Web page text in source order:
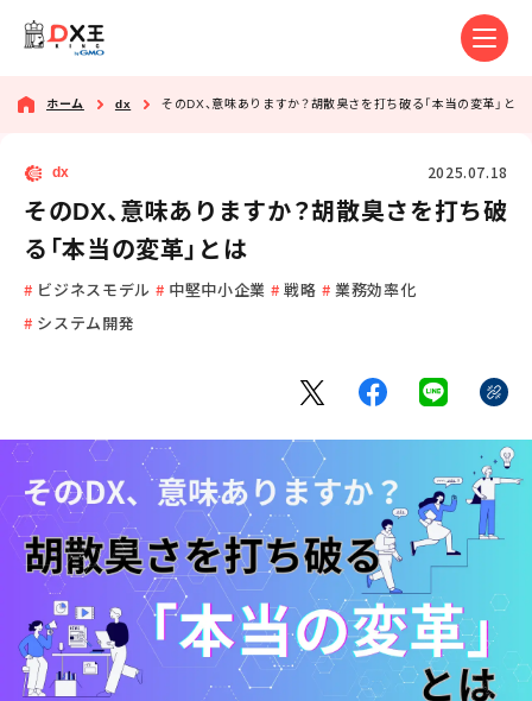
ホーム dx そのDX、意味ありますか？胡散臭さを打ち破る「本当の変革」とは
dx 2025.07.18
そのDX、意味ありますか？胡散臭さを打ち破
る「本当の変革」とは
ビジネスモデル 中堅中小企業 戦略
業務効率化
システム開発